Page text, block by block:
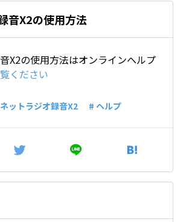
音X2の使用方法
X2の使用方法はオンラインヘルプ
ください
ットラジオ録音X2 # ヘルプ